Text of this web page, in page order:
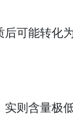
能转化
含量极